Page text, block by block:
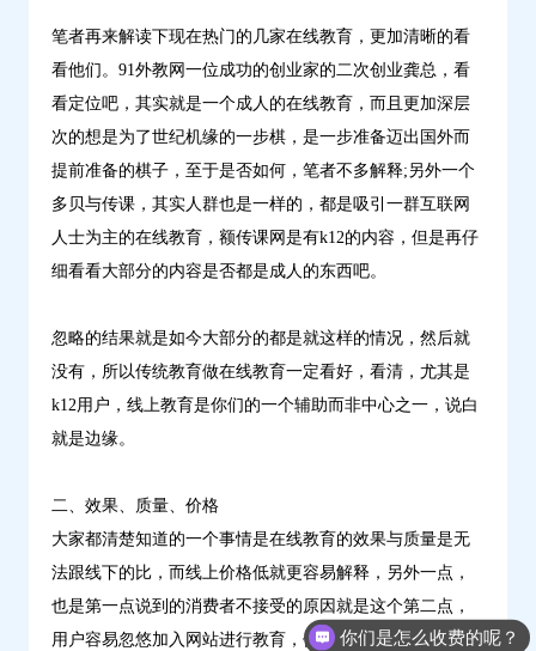
笔者再来解读下现在热门的几家在线教育，更加清晰的看
看他们。91外教网一位成功的创业家的二次创业龚总，看
看定位吧，其实就是一个成人的在线教育，而且更加深层
次的想是为了世纪机缘的一步棋，是一步准备迈出国外而
提前准备的棋子，至于是否如何，笔者不多解释;另外一个
多贝与传课，其实人群也是一样的，都是吸引一群互联网
人士为主的在线教育，额传课网是有k12的内容，但是再仔
细看看大部分的内容是否都是成人的东西吧。
忽略的结果就是如今大部分的都是就这样的情况，然后就
没有，所以传统教育做在线教育一定看好，看清，尤其是
k12用户，线上教育是你们的一个辅助而非中心之一，说白
就是边缘。
二、效果、质量、价格
大家都清楚知道的一个事情是在线教育的效果与质量是无
法跟线下的比，而线上价格低就更容易解释，另外一点，
也是第一点说到的消费者不接受的原因就是这个第二点，
用户容易忽悠加入网站进行教育，但是更为重要的是后面
你们是怎么收费的呢？